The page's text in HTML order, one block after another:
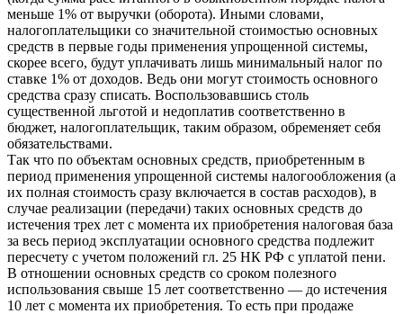
меньше 1% от выручки (оборота). Иными словами,
налогоплательщики со значительной стоимостью основных
средств в первые годы применения упрощенной системы,
скорее всего, будут уплачивать лишь минимальный налог по
ставке 1% от доходов. Ведь они могут стоимость основного
средства сразу списать. Воспользовавшись столь
существенной льготой и недоплатив соответственно в
бюджет, налогоплательщик, таким образом, обременяет себя
обязательствами.
Так что по объектам основных средств, приобретенным в
период применения упрощенной системы налогообложения (а
их полная стоимость сразу включается в состав расходов), в
случае реализации (передачи) таких основных средств до
истечения трех лет с момента их приобретения налоговая база
за весь период эксплуатации основного средства подлежит
пересчету с учетом положений гл. 25 НК РФ с уплатой пени.
В отношении основных средств со сроком полезного
использования свыше 15 лет соответственно — до истечения
10 лет с момента их приобретения. То есть при продаже